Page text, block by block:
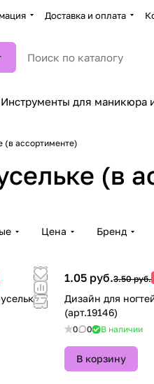
Доставка и оплата
Инструменты для маникюра
(в ассортименте)
(в
Цена Бренд
1.05 руб.3.50 руб.
Дизайн для
(арт.19146)
0 0 В наличии
В корзину